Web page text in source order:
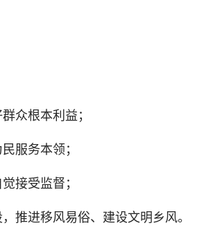
众根本利益；
服务本领；
接受监督；
进移风易俗、建设文明乡风。